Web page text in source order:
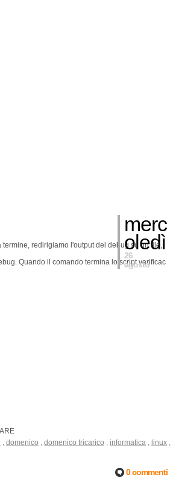
merc
oledì
26
agosto
redirigiamo l'output del debug su un file,
Quando il comando termina lo script verificac
, domenico , domenico tricarico , informatica , linux ,
0 commenti